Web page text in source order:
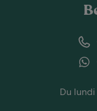
Du